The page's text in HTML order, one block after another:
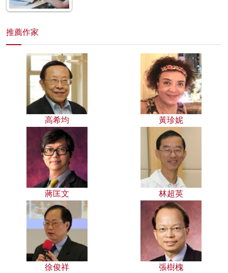
推薦作家
高希均 黃珍妮
蔣匡文 林超英
徐俊祥 張樹槐